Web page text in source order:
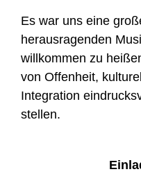
Es war uns eine
herausragenden
willkommen zu
von Offenheit,
Integration
stellen.